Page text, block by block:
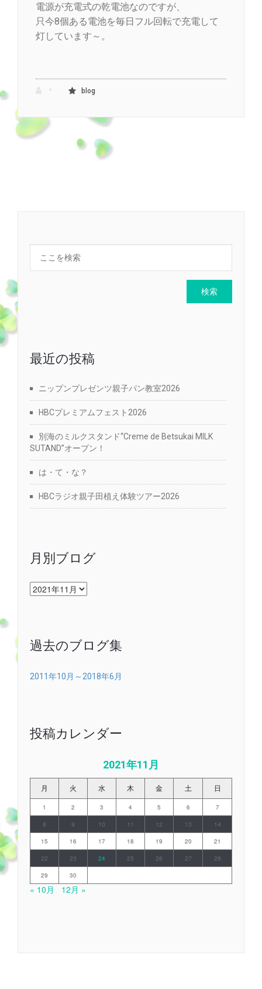
電源が充電式の乾電池なのですが、
只今8個ある電池を毎日フル回転で充電して
灯しています～。
blog
最近の投稿
ニップンプレゼンツ親子パン教室2026
HBCプレミアムフェスト2026
別海のミルクスタンド“Creme de Betsukai MILK
SUTAND”オープン！
は・て・な？
HBCラジオ親子田植え体験ツアー2026
月別ブログ
月
別
過去のブログ集
2011年10月～2018年6月
投稿カレンダー
2021年11月
月 火 水 木 金 土 日
1 2 3 4 5 6 7
8 9 10 11 12 13 14
15 16 17 18 19 20 21
22 23 24 25 26 27 28
29 30
« 10月 12月 »